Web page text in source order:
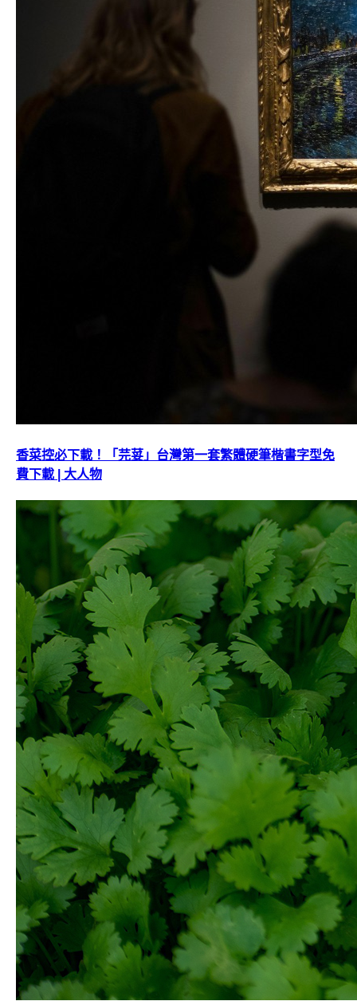
香菜控必下載！「芫荽」台灣第一套繁體硬筆楷書字型免
費下載 | 大人物